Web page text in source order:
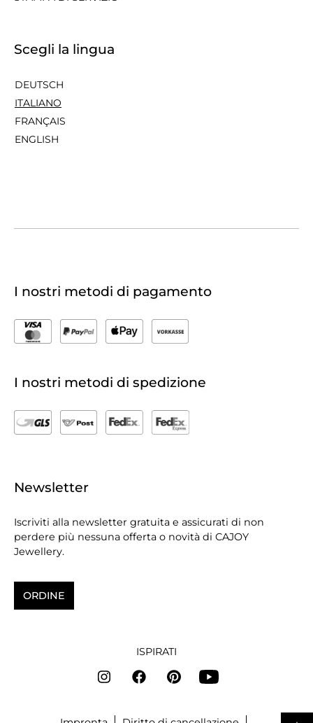
Scegli la lingua
DEUTSCH
ITALIANO
FRANÇAIS
ENGLISH
I nostri metodi di pagamento
I nostri metodi di spedizione
Newsletter
Iscriviti alla newsletter gratuita e assicurati di non
perdere più nessuna offerta o novità di CAJOY
Jewellery.
ORDINE
ISPIRATI